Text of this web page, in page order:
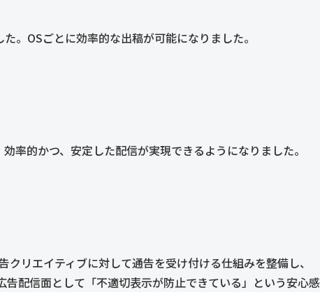
。OSごとに効率的な出稿が可能になりました。
率的かつ、安定した配信が実現できるようになりました。
リエイティブに対して通告を受け付ける仕組みを整備し、
配信面として「不適切表示が防止できている」という安心感